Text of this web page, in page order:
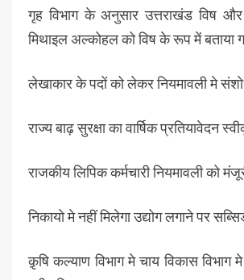
गृह विभाग के अनुसार उत्तराखंड विष और
मिथाइल अल्कोहल को विष के रूप में बताया
लेखाकार के पदों को लेकर नियमावली मे
राज्य बाढ़ सुरक्षा का वार्षिक प्रतियावेदन
राजकीय लिपिक कर्मचारी नियमावली को
निकायो मे नहीं मिलेगा उद्योग लगाने पर
क़ृषि कल्याण विभाग मे चाय विकास विभाग